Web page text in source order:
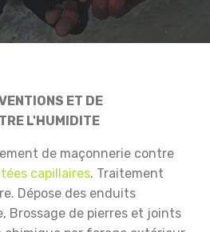
ET DE
L'HUMIDITE
de maçonnerie contre
capillaires. Traitement
Dépose des enduits
Brossage de pierres et joints